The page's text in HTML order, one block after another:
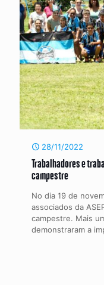
28/11/2022
Trabalhadores e
campestre
No dia 19 de
associados da
campestre. Mais
demonstraram a